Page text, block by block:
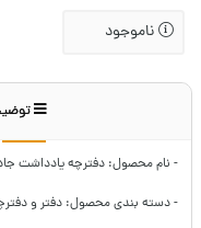
ناموجود
- نام محصول: دفترچه یادداشت
- دسته بندی محصول: دفتر و